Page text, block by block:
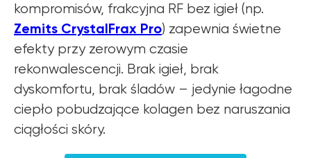
kompromisów, frakcyjna RF bez igieł (np.
Zemits CrystalFrax Pro) zapewnia świetne
efekty przy zerowym czasie
rekonwalescencji. Brak igieł, brak
dyskomfortu, brak śladów – jedynie łagodne
ciepło pobudzające kolagen bez naruszania
ciągłości skóry.